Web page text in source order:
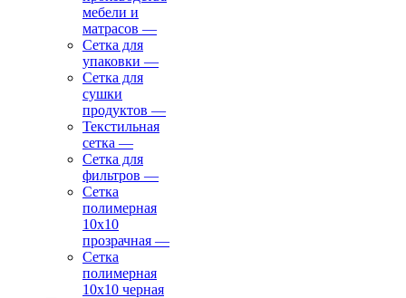
мебели и
матрасов —
Сетка для
упаковки —
Сетка для
сушки
продуктов —
Текстильная
сетка —
Сетка для
фильтров —
Сетка
полимерная
10х10
прозрачная —
Сетка
полимерная
10х10 черная